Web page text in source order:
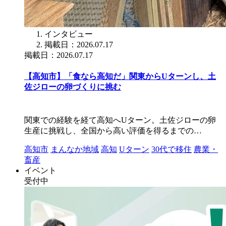
インタビュー
掲載日：2026.07.17
掲載日：2026.07.17
【高知市】「食なら高知だ」関東からUターンし、土
佐ジローの卵づくりに挑む
関東での経験を経て高知へUターン。土佐ジローの卵
生産に挑戦し、全国から高い評価を得るまでの…
高知市 まんなか地域 高知 Uターン 30代で移住 農業・
畜産
イベント
受付中